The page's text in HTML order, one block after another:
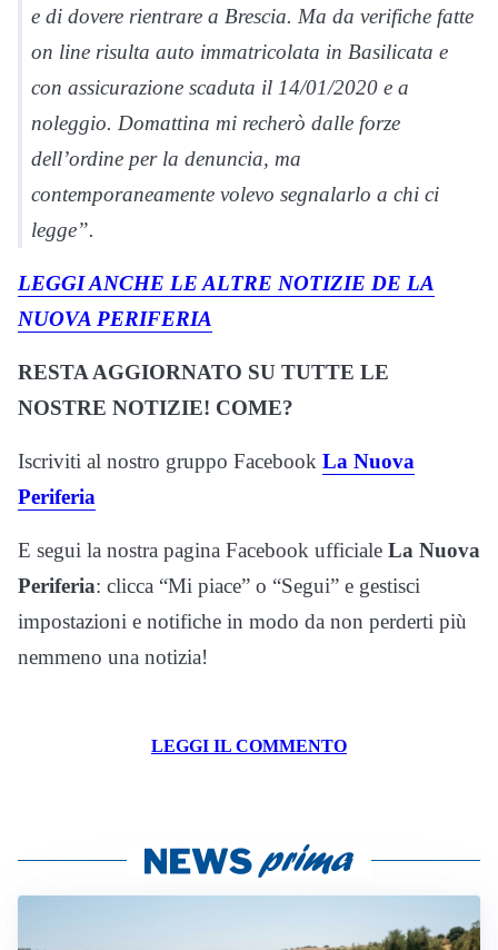
e di dovere rientrare a Brescia. Ma da verifiche fatte
on line risulta auto immatricolata in Basilicata e
con assicurazione scaduta il 14/01/2020 e a
noleggio. Domattina mi recherò dalle forze
dell’ordine per la denuncia, ma
contemporaneamente volevo segnalarlo a chi ci
legge”.
LEGGI ANCHE LE ALTRE NOTIZIE DE LA
NUOVA PERIFERIA
RESTA AGGIORNATO SU TUTTE LE
NOSTRE NOTIZIE! COME?
Iscriviti al nostro gruppo Facebook La Nuova
Periferia
E segui la nostra pagina Facebook ufficiale La Nuova
Periferia: clicca “Mi piace” o “Segui” e gestisci
impostazioni e notifiche in modo da non perderti più
nemmeno una notizia!
LEGGI IL COMMENTO